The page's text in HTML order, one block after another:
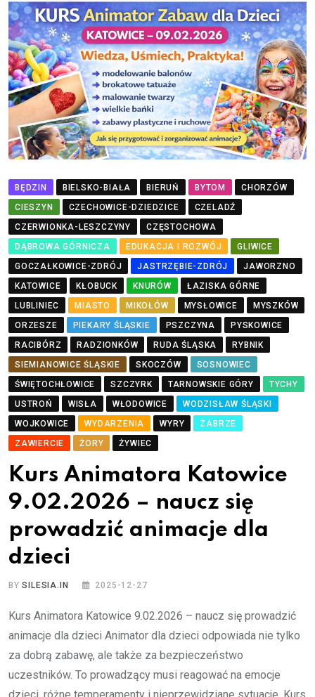
BĘDZIN BIELSKO-BIAŁA BIERUŃ BYTOM
CHORZÓW
CIESZYN
CZECHOWICE-DZIEDZICE
CZELADŹ
CZERWIONKA-LESZCZYNY
CZĘSTOCHOWA
DĄBROWA GÓRNICZA
EDUKACJA I ROZWÓJ
GLIWICE
GOCZAŁKOWICE-ZDRÓJ
JASTRZĘBIE-ZDRÓJ
JAWORZNO
KATOWICE
KŁOBUCK KNURÓW
ŁAZISKA GÓRNE
LUBLINIEC
MIASTO MIKOŁÓW MYSŁOWICE
MYSZKÓW
ORZESZE
PIEKARY ŚLĄSKIE PSZCZYNA
PYSKOWICE
RACIBÓRZ
RADZIONKÓW RUDA ŚLĄSKA
RYBNIK
SIEMIANOWICE ŚLĄSKIE
SKOCZÓW
SOSNOWIEC
ŚWIĘTOCHŁOWICE
SZCZYRK TARNOWSKIE GÓRY
TYCHY
USTROŃ
WISŁA WŁODOWICE
WODZISŁAW ŚLĄSKI
WOJKOWICE
WYDARZENIA WYRY
ZABRZE
ZAWIERCIE
ŻORY ŻYWIEC
Kurs Animatora Katowice
9.02.2026 – naucz się
prowadzić animacje dla
dzieci
BYSILESIA.IN 2025-12-27
Kurs Animatora Katowice 9.02.2026 – naucz się prowadzić
animacje dla dzieci Animator dla dzieci odpowiada nie tylko
za dobrą zabawę, ale także za bezpieczeństwo
uczestników. To prowadzący musi reagować na emocje